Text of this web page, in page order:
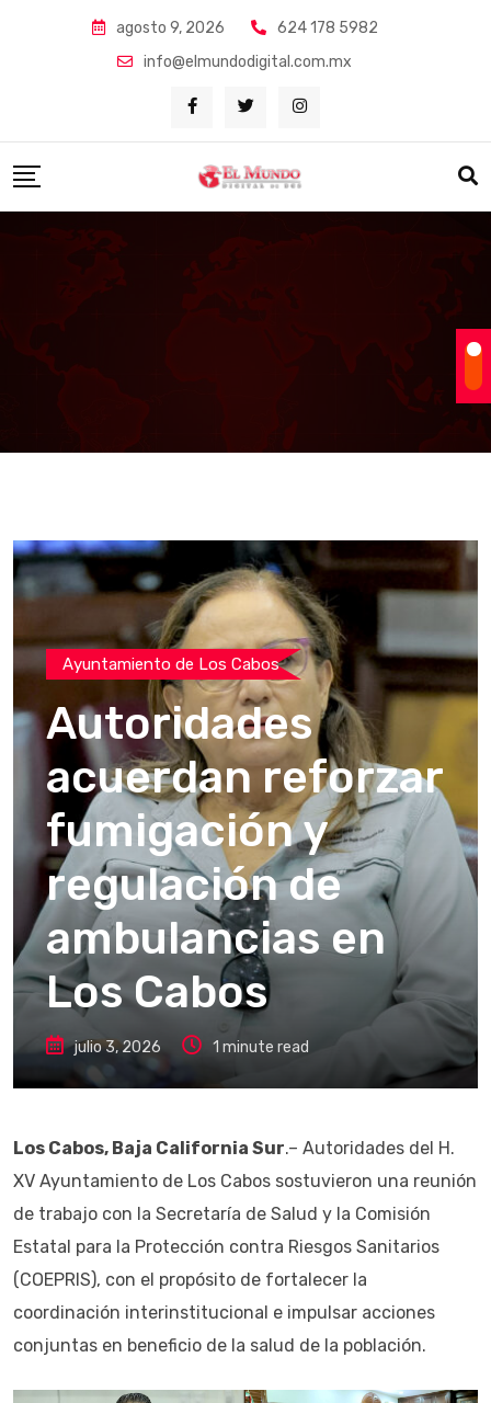
agosto 9, 2026
624 178 5982
info@elmundodigital.com.mx
Ayuntamiento de Los Cabos
Autoridades
acuerdan reforzar
fumigación y
regulación de
ambulancias en
Los Cabos
julio 3, 2026 1 minute read
Los Cabos, Baja California Sur.– Autoridades del H.
XV Ayuntamiento de Los Cabos sostuvieron una reunión
de trabajo con la Secretaría de Salud y la Comisión
Estatal para la Protección contra Riesgos Sanitarios
(COEPRIS), con el propósito de fortalecer la
coordinación interinstitucional e impulsar acciones
conjuntas en beneficio de la salud de la población.